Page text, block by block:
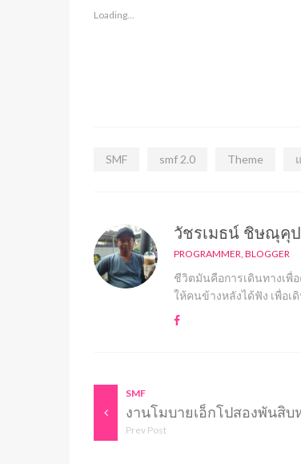
Loading...
SMF smf 2.0 Theme
วัชรเมธน์ ชิษณุคุ
PROGRAMMER, BLOGGER
ชีวิตมันคือการเดินทางเพื่
ให้คนข้างหลังได้ฟัง เพื่อเ
SMF
งานโมบายเอ็กโปสองพันสิบ
Prev Post